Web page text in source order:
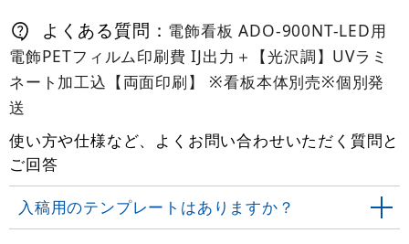
よくある質問： 電飾看板 ADO-900NT-LED用
電飾PETフィルム印刷費 IJ出力＋【光沢調】UVラミ
ネート加工込【両面印刷】 ※看板本体別売※個別発
送
使い方や仕様など、よくお問い合わせいただく質問と
ご回答
入稿用のテンプレートはありますか？